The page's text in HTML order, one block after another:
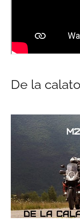
De la